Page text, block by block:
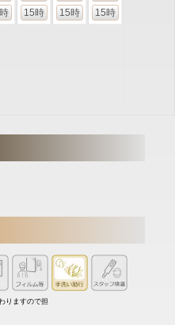
15時
15時
15時
りますので担